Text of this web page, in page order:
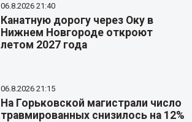
06.8.2026 21:40
Канатную дорогу через Оку в
Нижнем Новгороде откроют
летом 2027 года
06.8.2026 21:15
На Горьковской магистрали число
травмированных снизилось на 12%